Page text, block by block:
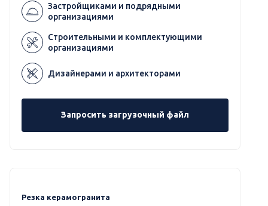
Застройщиками и подрядными
организациями
Строительными и комплектующими
организациями
Дизайнерами и архитекторами
Запросить загрузочный файл
Резка керамогранита